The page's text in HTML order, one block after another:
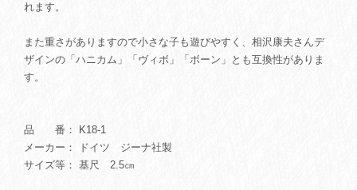
れます。
また重さがありますので小さな子も遊びやすく、相沢康夫さんデ
ザインの「ハニカム」「ヴィボ」「ボーン」とも互換性がありま
す。
品 番： K18-1
メーカー： ドイツ ジーナ社製
サイズ等： 基尺 2.5㎝